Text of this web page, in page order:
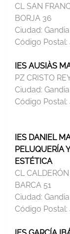
CL SAN
BORJA 36
Ciudad: Gandia
Código Postal:
IES AUSIÀS
PZ CRISTO
Ciudad: Gandia
Código Postal:
IES DANIEL
PELUQUERÍA Y
ESTÉTICA
CL
BARCA 51
Ciudad: Gandia
Código Postal: